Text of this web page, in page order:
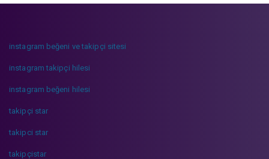
instagram beğeni ve takipçi sitesi
instagram takipçi hilesi
instagram beğeni hilesi
takipçi star
takipci star
takipçistar